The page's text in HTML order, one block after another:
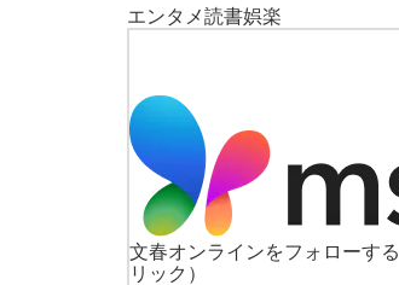
エンタメ読書娯楽
文春オンラインをフォローする
リック）